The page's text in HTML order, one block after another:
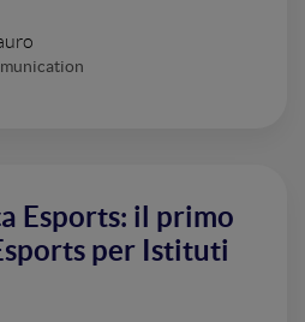
Esports: il primo
per Istituti